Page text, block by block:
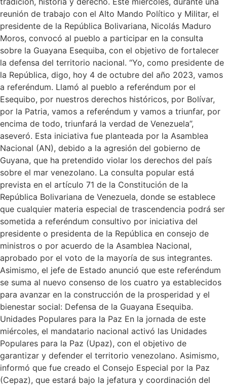
reunión de trabajo con el Alto Mando Político y Militar, el
presidente de la República Bolivariana, Nicolás Maduro
Moros, convocó al pueblo a participar en la consulta
sobre la Guayana Esequiba, con el objetivo de fortalecer
la defensa del territorio nacional. “Yo, como presidente de
la República, digo, hoy 4 de octubre del año 2023, vamos
a referéndum. Llamó al pueblo a referéndum por el
Esequibo, por nuestros derechos históricos, por Bolívar,
por la Patria, vamos a referéndum y vamos a triunfar, por
encima de todo, triunfará la verdad de Venezuela”,
aseveró. Esta iniciativa fue planteada por la Asamblea
Nacional (AN), debido a la agresión del gobierno de
Guyana, que ha pretendido violar los derechos del país
sobre el mar venezolano. La consulta popular está
prevista en el artículo 71 de la Constitución de la
República Bolivariana de Venezuela, donde se establece
que cualquier materia especial de trascendencia podrá ser
sometida a referéndum consultivo por iniciativa del
presidente o presidenta de la República en consejo de
ministros o por acuerdo de la Asamblea Nacional,
aprobado por el voto de la mayoría de sus integrantes.
Asimismo, el jefe de Estado anunció que este referéndum
se suma al nuevo consenso de los cuatro ya establecidos
para avanzar en la construcción de la prosperidad y el
bienestar social: Defensa de la Guayana Esequiba.
Unidades Populares para la Paz En la jornada de este
miércoles, el mandatario nacional activó las Unidades
Populares para la Paz (Upaz), con el objetivo de
garantizar y defender el territorio venezolano. Asimismo,
informó que fue creado el Consejo Especial por la Paz
(Cepaz), que estará bajo la jefatura y coordinación del